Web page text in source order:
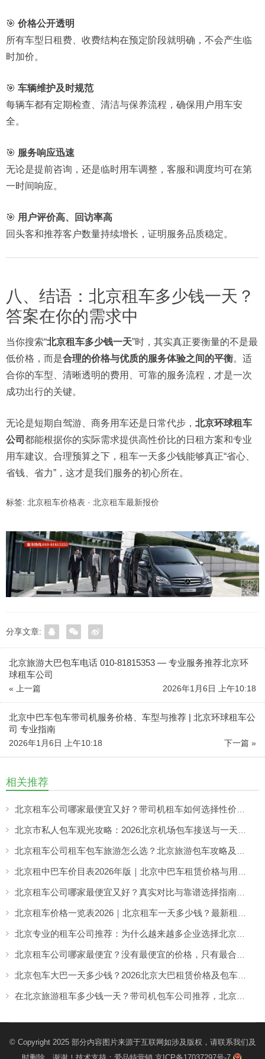
🎯 价格公开透明
所有车型日租费、收费结构在预定阶段就明确，不会产生临
时加价。
🎯 车辆维护及时规范
每辆车都有定期检查、清洁与保养流程，确保用户用车安
全。
🎯 服务响应迅速
无论是提前咨询，还是临时用车调整，客服和调度均可在第
一时间响应。
🎯 用户评价高、回访率高
回头客和推荐客户数量持续增长，证明服务品质稳定。
八、结语：北京租车多少钱一天？
答案在你的需求中
当你搜索“北京租车多少钱一天”时，其实真正要衡量的不是最
低价格，而是合理的价格与优质的服务体验之间的平衡。适
合你的车型、清晰透明的费用、可靠的服务流程，才是一次
成功出行的关键。
无论是短期自驾游、商务用车还是日常代步， 北京环球租车
公司 都能根据你的实际需求提供高性价比的日租方案和专业
用车建议。合理预算之下，租车一天多少钱能够真正“省心、
省钱、省力”，这才是我们服务的初心所在。
标签: 北京租车价格表 · 北京租车最新报价
分享文章:
北京旅游大巴包车电话 010-81815353 — 专业服务推荐北京环
球租车公司
« 上一篇 2026年1月6日 上午10:18
北京中巴车包车带司机服务价格、车型与推荐 | 北京环球租车公
司 专业指南
下一篇 »
2026年1月6日 上午10:18
相关推荐
北京租车公司哪家最便宜又好？带司机租车如何选择性价比高的服务
北京市私人包车观光攻略：2026北京机场包车接送与一天市区包车游览服务指南
北京租车公司租车包车旅游怎么选？北京旅游包车攻略及车型推荐
北京租中巴车价目表2026年版｜北京中巴车租赁价格与用车场景全解析
北京租车公司哪家最便宜又好？真实对比与靠谱选择指南（2026实用解析）
北京租车价格一览表2026｜北京租车一天多少钱？最新租车收费参考
北京专业的租车公司推荐：为什么越来越多企业选择北京分众租车公司？
北京租车公司哪家最便宜？没有最便宜的价格，只有最合适的租车方案
北京包车大巴一天多少钱？2026北京大巴租赁价格及包车攻略详解
在北京旅游租车多少钱一天？带司机包车公司推荐，北京分众租车服务解析
© Copyright 2025 部分内容图片来源于互联网如涉及版权，请联系我们及